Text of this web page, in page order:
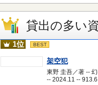
貸出の多い
1位 BEST
架空犯
東野 圭吾／著 --
-- 2024.11 -- 913.6